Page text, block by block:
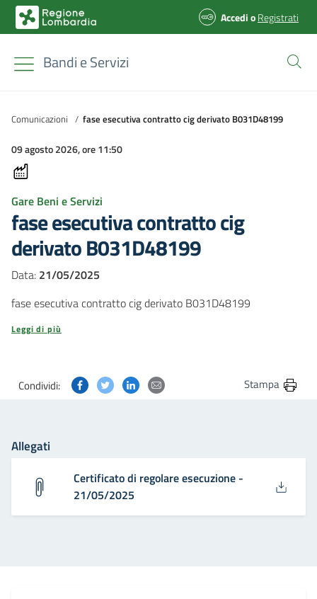
AccedioRegistrati
Bandi e Servizi
Comunicazioni / fase esecutiva contratto cig derivato B031D48199
09 agosto 2026, ore 11:50
Gare Beni e Servizi
fase esecutiva contratto cig
derivato B031D48199
Data: 21/05/2025
fase esecutiva contratto cig derivato B031D48199
Leggi di più
Condividi: Condividi questa pagina su Facebook
Condividi questa pagina su Twitter
Condividi questa pagina su Linkedin
Condividi questa pagina via
Stampa
Allegati
Certificato di regolare esecuzione -
21/05/2025